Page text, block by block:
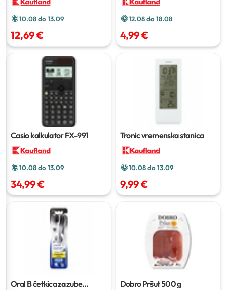
10.08 do 13.09
12,69 €
12.08 do 18.08
4,99 €
Casio kalkulator FX-991
10.08 do 13.09
34,99 €
Tronic vremenska stanica
10.08 do 13.09
9,99 €
Oral B četkica za zube
Dobro Pršut500 g